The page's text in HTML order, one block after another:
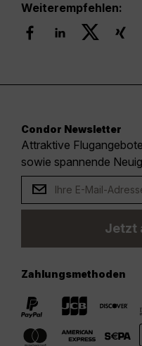
Weiterempfehlen:
Condor Newsletter
Attraktive
sowie spannende
Jetzt
Zahlungsmethoden